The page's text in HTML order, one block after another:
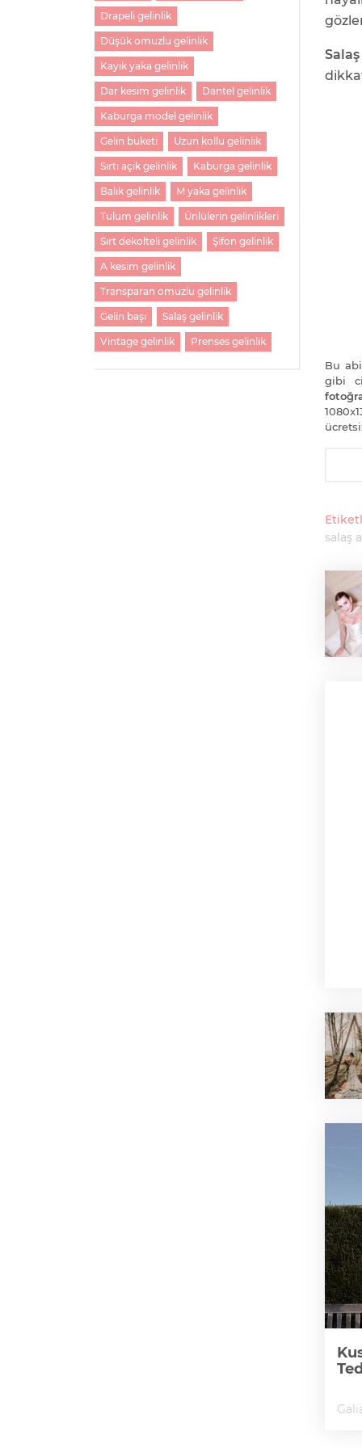
Drapeli gelinlik
Düşük omuzlu gelinlik
Kayık yaka gelinlik
Dar kesim gelinlik Dantel gelinlik
Kaburga model gelinlik
Gelin buketi Uzun kollu gelinlik
Sırtı açık gelinlik Kaburga gelinlik
Balık gelinlik M yaka gelinlik
Tulum gelinlik Ünlülerin gelinlikleri
Sırt dekolteli gelinlik Şifon gelinlik
A kesim gelinlik
Transparan omuzlu gelinlik
Gelin başı Salaş gelinlik
Vintage gelinlik Prenses gelinlik
Bu
gibi
salaş